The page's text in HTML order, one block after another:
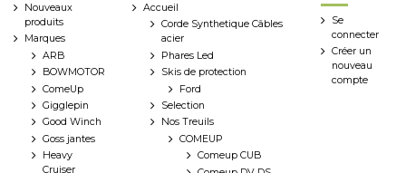
Nouveaux
produits
Marques
ARB
BOWMOTOR
ComeUp
Gigglepin
Good Winch
Goss jantes
Heavy
Cruiser
Accueil
Corde Synthetique Câbles
acier
Phares Led
Skis de protection
Ford
Selection
Nos Treuils
COMEUP
Comeup CUB
Se
connecter
Créer un
nouveau
compte